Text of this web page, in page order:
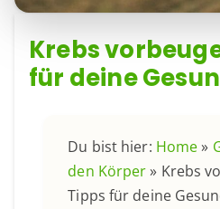
Krebs
für deine
Du bist hier: Home»
den Körper» Krebs
Tipps für deine